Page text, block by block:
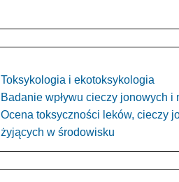
Toksykologia i ekotoksykologia
Badanie wpływu cieczy jonowych i
Ocena toksyczności leków, cieczy
żyjących w środowisku